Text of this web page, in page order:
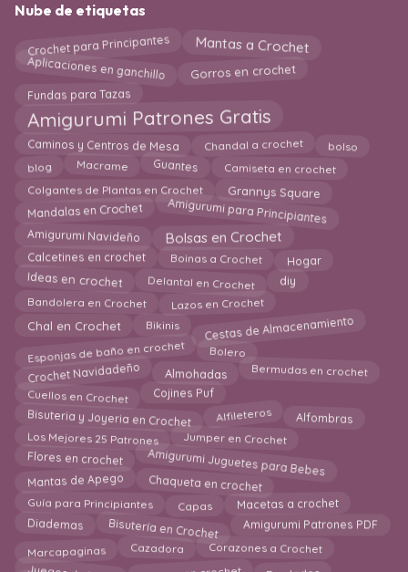
Nube de etiquetas
Crochet para Principantes Mantas a Crochet
Aplicaciones en ganchillo Gorros en crochet
Fundas para Tazas
Amigurumi Patrones Gratis
Caminos y Centros de Mesa Chandal a crochet bolso
blog Macrame Guantes Camiseta en crochet
Colgantes de Plantas en Crochet Grannys Square
Mandalas en Crochet Amigurumi para Principiantes
Amigurumi Navideño Bolsas en Crochet
Calcetines en crochet Boinas a Crochet Hogar
Ideas en crochet Delantal en Crochet diy
Bandolera en Crochet Lazos en Crochet
Chal en Crochet Bikinis Cestas de Almacenamiento
Esponjas de baño en crochet Bolero
Crochet Navidadeño Almohadas Bermudas en crochet
Cuellos en Crochet Cojines Puf
Bisuteria y Joyeria en Crochet Alfileteros Alfombras
Los Mejores 25 Patrones Jumper en Crochet
Flores en crochet Amigurumi Juguetes para Bebes
Mantas de Apego Chaqueta en crochet
Guía para Principiantes Capas Macetas a crochet
Diademas Bisutería en Crochet Amigurumi Patrones PDF
Marcapaginas Cazadora Corazones a Crochet